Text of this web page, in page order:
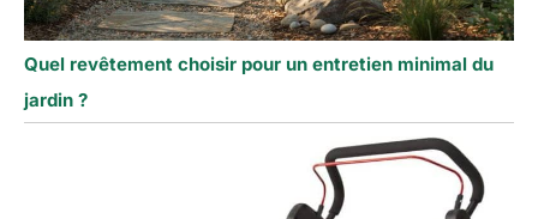
Quel revêtement choisir pour un entretien minimal du
jardin ?